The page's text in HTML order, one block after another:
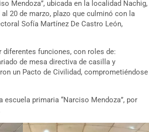
Mendoza”, ubicada en la localidad Nachig,
20 de marzo, plazo que culminó con la
Sofía Martínez De Castro León,
diferentes funciones, con roles de:
de mesa directiva de casilla y
un Pacto de Civilidad, comprometiéndose
primaria “Narciso Mendoza”, por